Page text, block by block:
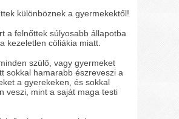
különböznek a gyermekektől!
a felnőttek súlyosabb állapotba
kezeletlen cöliákia miatt.
szülő, vagy gyermeket
sokkal hamarabb észreveszi a
a gyerekeken, és sokkal
veszi, mint a saját maga testi